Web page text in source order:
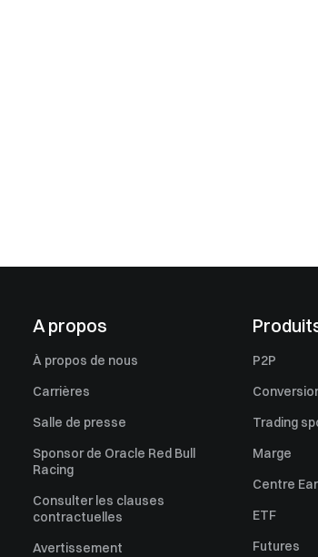
A propos
À propos de nous
Carrières
Salle de presse
Sponsor de Oracle Red Bull
Racing
Consulter les clauses
contractuelles
Avertissement
P2P
Trading
Marge
Centre
ETF
Futures